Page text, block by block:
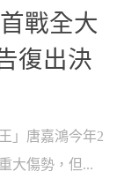
戰全大
復出決
」唐嘉鴻今年2
大傷勢，但...